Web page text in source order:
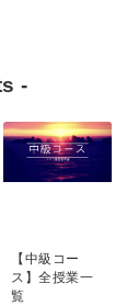
-
【中級コー
ス】全授業一
覧